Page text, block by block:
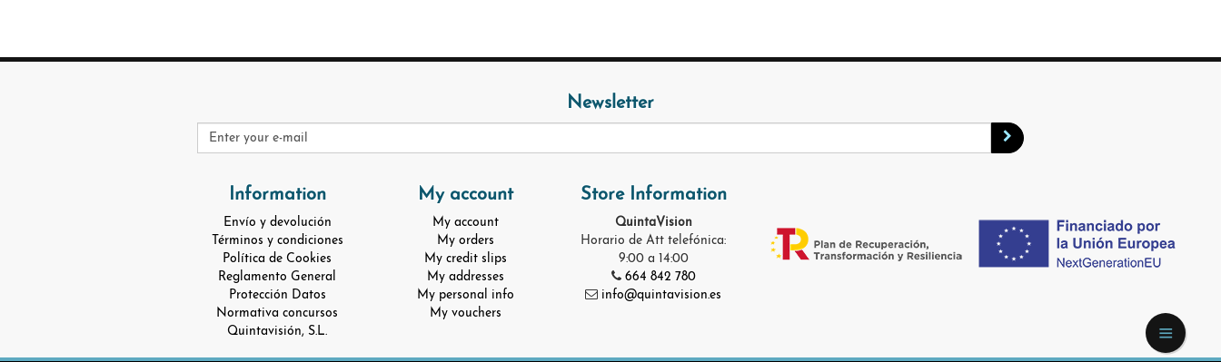
Newsletter
Information
Envío y devolución
Términos y condiciones
Política de Cookies
Reglamento General
Protección Datos
Normativa concursos
Quintavisión, S.L.
My account
My account
My orders
My credit slips
My addresses
My personal info
My vouchers
Store Information
QuintaVision
Horario de Att telefónica:
9:00 a 14:00
664 842 780
info@quintavision.es